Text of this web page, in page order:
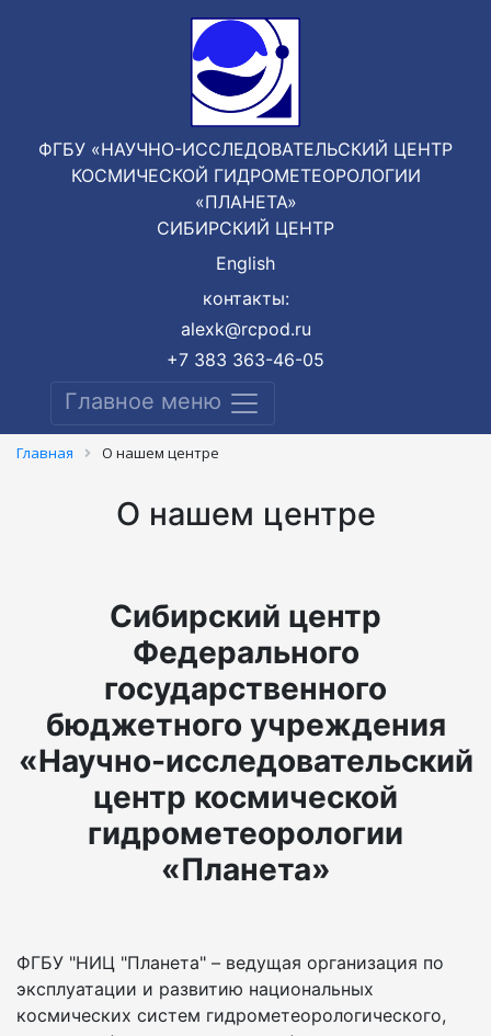
ФГБУ «НАУЧНО-ИССЛЕДОВАТЕЛЬСКИЙ ЦЕНТР
КОСМИЧЕСКОЙ ГИДРОМЕТЕОРОЛОГИИ
«ПЛАНЕТА»
СИБИРСКИЙ ЦЕНТР
English
контакты:
alexk@rcpod.ru
+7 383 363-46-05
Главное меню
Главная О нашем центре
О нашем центре
Сибирский центр
Федерального
государственного
бюджетного учреждения
«Научно-исследовательский
центр космической
гидрометеорологии
«Планета»
ФГБУ "НИЦ "Планета" – ведущая организация по
эксплуатации и развитию национальных
космических систем гидрометеорологического,